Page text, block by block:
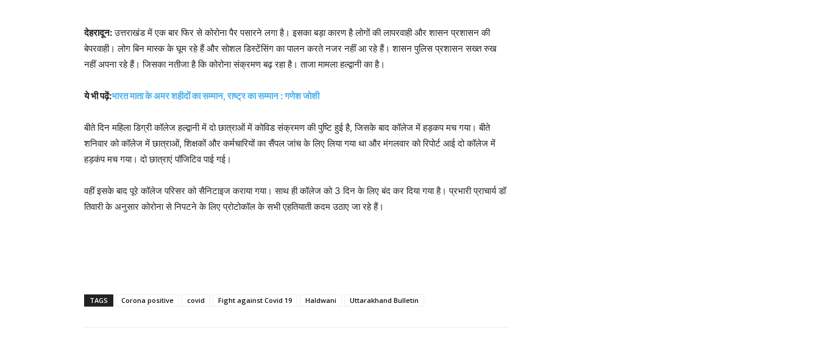
देहरादून:उत्तराखंड में एक बार फिर से कोरोना पैर पसारने लगा है। इसका बड़ा कारण है लोगों की लापरवाही और शासन प्रशासन की
बेपरवाही। लोग बिन मास्क के घूम रहे हैं और सोशल डिस्टेंसिंग का पालन करते नजर नहीं आ रहे हैं। शासन पुलिस प्रशासन सख्त रुख
नहीं अपना रहे हैं। जिसका नतीजा है कि कोरोना संक्रमण बढ़ रहा है। ताजा मामला हल्द्वानी का है।
ये भी पढ़ें:भारत माता के अमर शहीदों का सम्मान, राष्ट्र का सम्मान : गणेश जोशी
बीते दिन महिला डिग्री कॉलेज हल्द्वानी में दो छात्राओं में कोविड संक्रमण की पुष्टि हुई है, जिसके बाद कॉलेज में हड़कप मच गया। बीते
शनिवार को कॉलेज में छात्राओं, शिक्षकों और कर्मचारियों का सैंपल जांच के लिए लिया गया था और मंगलवार को रिपोर्ट आई दो कॉलेज में
हड़कंप मच गया। दो छात्राएं पॉजिटिव पाई गई।
वहीं इसके बाद पूरे कॉलेज परिसर को सैनिटाइज कराया गया। साथ ही कॉलेज को 3 दिन के लिए बंद कर दिया गया है। प्रभारी प्राचार्य डॉ
तिवारी के अनुसार कोरोना से निपटने के लिए प्रोटोकॉल के सभी एहतियाती कदम उठाए जा रहे हैं।
TAGS Corona positive covid Fight against Covid 19 Haldwani Uttarakhand Bulletin